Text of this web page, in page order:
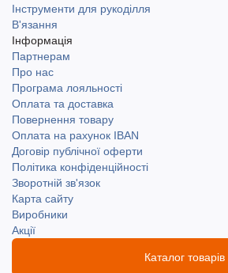
Інструменти для рукоділля
В'язання
Інформація
Партнерам
Про нас
Програма лояльності
Оплата та доставка
Повернення товару
Оплата на рахунок IBAN
Договір публічної оферти
Політика конфіденційності
Зворотній зв'язок
Карта сайту
Виробники
Акції
Каталог товарів